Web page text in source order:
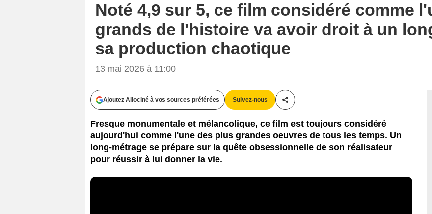
Noté 4,9 sur 5, ce film considéré comme
grands de l'histoire va avoir droit à un
sa production chaotique
13 mai 2026 à 11:00
Ajoutez Allociné à vos sources préférées Suivez-nous
Partager cet article
Fresque monumentale et mélancolique, ce film est toujours considéré
aujourd'hui comme l'une des plus grandes oeuvres de tous les temps. Un
long-métrage se prépare sur la quête obsessionnelle de son réalisateur
pour réussir à lui donner la vie.